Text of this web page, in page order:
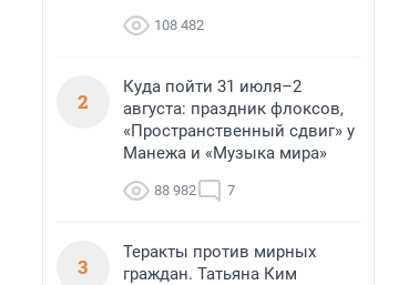
108 482
2
Куда пойти 31 июля–2
августа: праздник флоксов,
«Пространственный сдвиг» у
Манежа и «Музыка мира»
88 982 7
3
Теракты против мирных
граждан. Татьяна Ким